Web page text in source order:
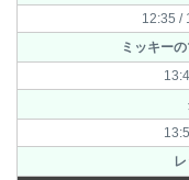
12:35 /
ミッキー